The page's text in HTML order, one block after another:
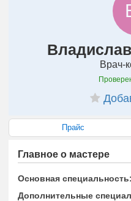
Врач-
Прайс
Главное о мастере
Основная специальность:
Дополнительные